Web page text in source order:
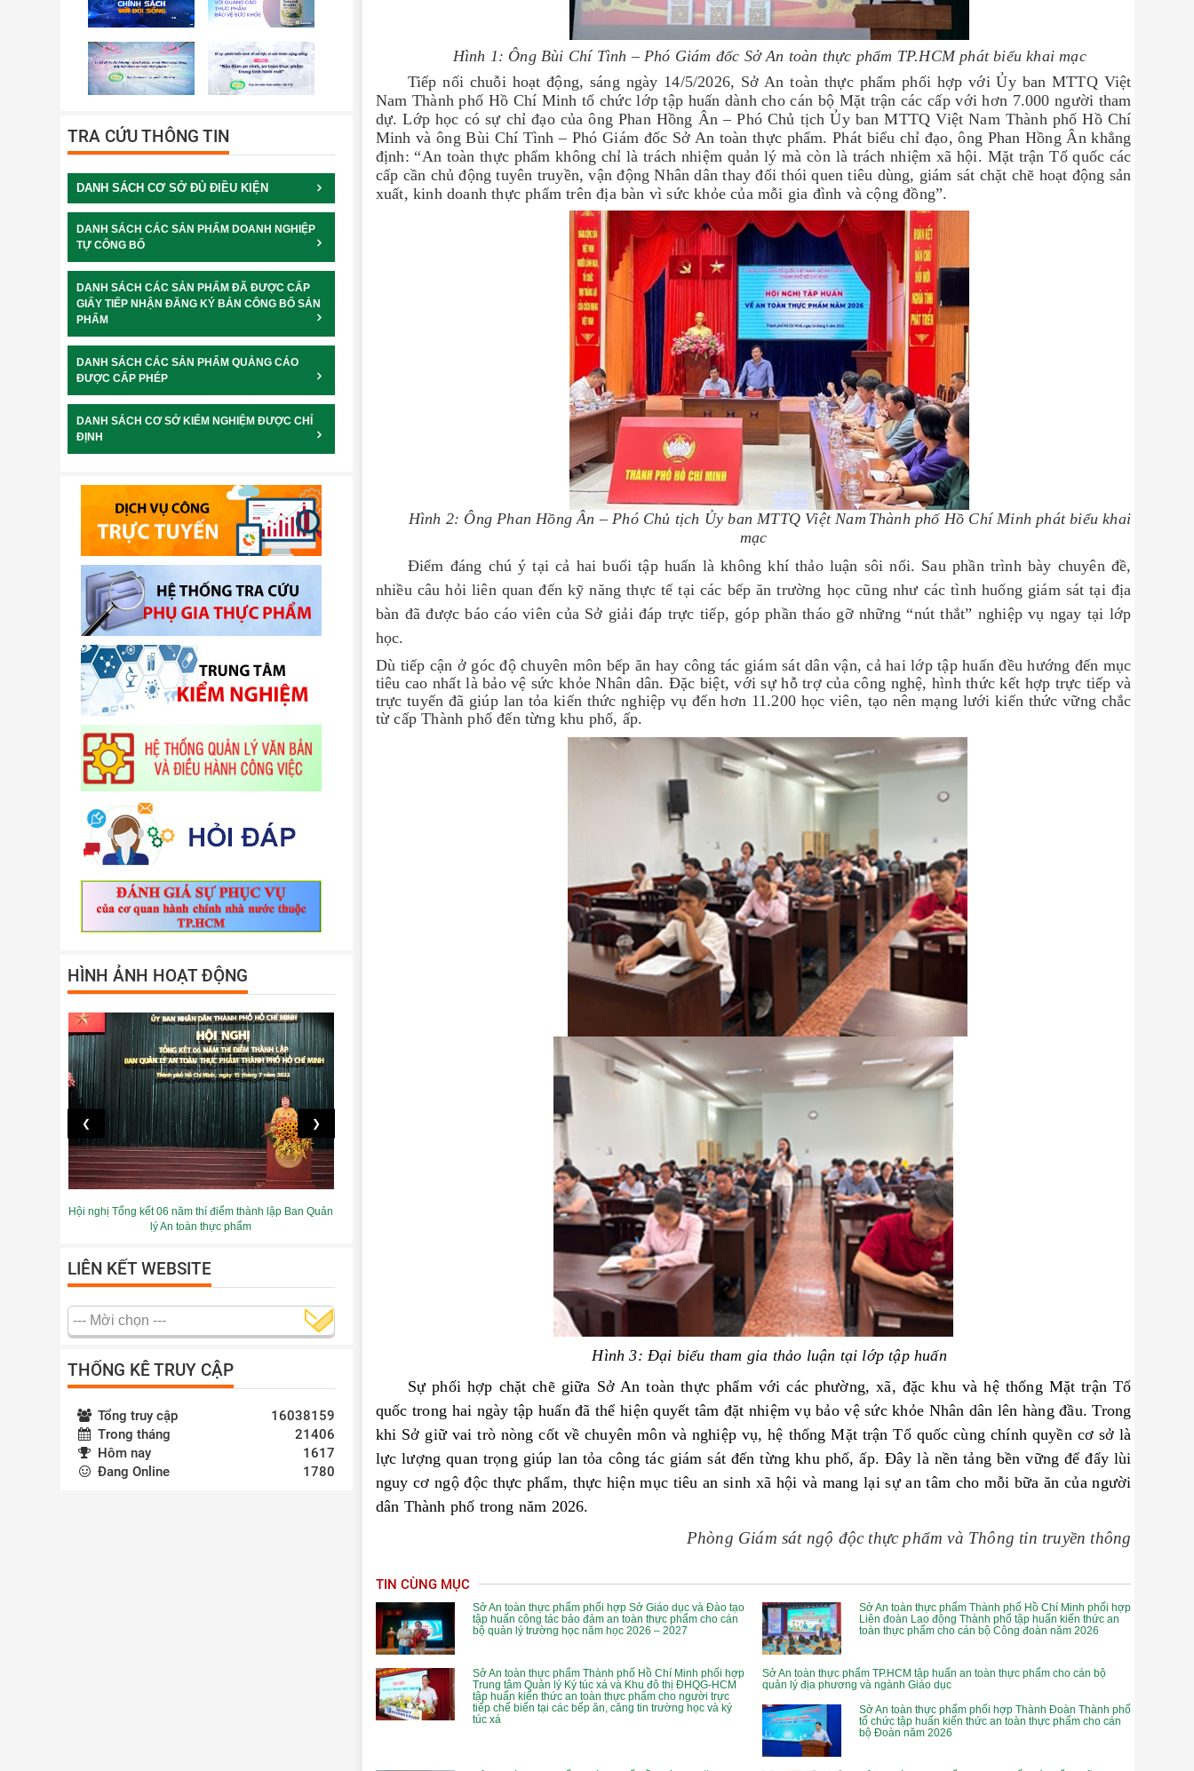
TRA CỨU THÔNG TIN
DANH SÁCH CƠ SỞ ĐỦ ĐIỀU KIỆN
DANH SÁCH CÁC SẢN PHẨM DOANH NGHIỆP
TỰ CÔNG BỐ
DANH SÁCH CÁC SẢN PHẨM ĐÃ ĐƯỢC CẤP
GIẤY TIẾP NHẬN ĐĂNG KÝ BẢN CÔNG BỐ SẢN
PHẨM
DANH SÁCH CÁC SẢN PHẨM QUẢNG CÁO
ĐƯỢC CẤP PHÉP
DANH SÁCH CƠ SỞ KIỂM NGHIỆM ĐƯỢC CHỈ
ĐỊNH
HÌNH ẢNH HOẠT ĐỘNG
Hội nghị Tổng kết 06 năm thí điểm thành lập Ban Quản
lý An toàn thực phẩm
❮ ❯
LIÊN KẾT WEBSITE
THỐNG KÊ TRUY CẬP
Tổng truy cập
16038159
Trong tháng
21406
Hôm nay
1617
Đang Online
1780
Hình 1: Ông Bùi Chí Tình – Phó Giám đốc Sở An toàn thực phẩm TP.HCM phát biểu khai mạc
Tiếp nối chuỗi hoạt động, sáng ngày 14/5/2026, Sở An toàn thực phẩm phối hợp với Ủy ban MTTQ Việt
Nam Thành phố Hồ Chí Minh tổ chức lớp tập huấn dành cho cán bộ Mặt trận các cấp với hơn 7.000 người tham
dự. Lớp học có sự chỉ đạo của ông Phan Hồng Ân – Phó Chủ tịch Ủy ban MTTQ Việt Nam Thành phố Hồ Chí
Minh và ông Bùi Chí Tình – Phó Giám đốc Sở An toàn thực phẩm. Phát biểu chỉ đạo, ông Phan Hồng Ân khẳng
định: “An toàn thực phẩm không chỉ là trách nhiệm quản lý mà còn là trách nhiệm xã hội. Mặt trận Tổ quốc các
cấp cần chủ động tuyên truyền, vận động Nhân dân thay đổi thói quen tiêu dùng, giám sát chặt chẽ hoạt động sản
xuất, kinh doanh thực phẩm trên địa bàn vì sức khỏe của mỗi gia đình và cộng đồng”.
Hình 2: Ông Phan Hồng Ân – Phó Chủ tịch Ủy ban MTTQ Việt Nam Thành phố Hồ Chí Minh phát biểu khai
mạc
Điểm đáng chú ý tại cả hai buổi tập huấn là không khí thảo luận sôi nổi. Sau phần trình bày chuyên đề,
nhiều câu hỏi liên quan đến kỹ năng thực tế tại các bếp ăn trường học cũng như các tình huống giám sát tại địa
bàn đã được báo cáo viên của Sở giải đáp trực tiếp, góp phần tháo gỡ những “nút thắt” nghiệp vụ ngay tại lớp
học.
Dù tiếp cận ở góc độ chuyên môn bếp ăn hay công tác giám sát dân vận, cả hai lớp tập huấn đều hướng đến mục
tiêu cao nhất là bảo vệ sức khỏe Nhân dân. Đặc biệt, với sự hỗ trợ của công nghệ, hình thức kết hợp trực tiếp và
trực tuyến đã giúp lan tỏa kiến thức nghiệp vụ đến hơn 11.200 học viên, tạo nên mạng lưới kiến thức vững chắc
từ cấp Thành phố đến từng khu phố, ấp.
Hình 3: Đại biểu tham gia thảo luận tại lớp tập huấn
Sự phối hợp chặt chẽ giữa Sở An toàn thực phẩm với các phường, xã, đặc khu và hệ thống Mặt trận Tổ
quốc trong hai ngày tập huấn đã thể hiện quyết tâm đặt nhiệm vụ bảo vệ sức khỏe Nhân dân lên hàng đầu. Trong
khi Sở giữ vai trò nòng cốt về chuyên môn và nghiệp vụ, hệ thống Mặt trận Tổ quốc cùng chính quyền cơ sở là
lực lượng quan trọng giúp lan tỏa công tác giám sát đến từng khu phố, ấp. Đây là nền tảng bền vững để đẩy lùi
nguy cơ ngộ độc thực phẩm, thực hiện mục tiêu an sinh xã hội và mang lại sự an tâm cho mỗi bữa ăn của người
dân Thành phố trong năm 2026.
Phòng Giám sát ngộ độc thực phẩm và Thông tin truyền thông
TIN CÙNG MỤC
Sở An toàn thực phẩm phối hợp Sở Giáo dục và Đào tạo
tập huấn công tác bảo đảm an toàn thực phẩm cho cán
bộ quản lý trường học năm học 2026 – 2027
Sở An toàn thực phẩm Thành phố Hồ Chí Minh phối hợp
Liên đoàn Lao động Thành phố tập huấn kiến thức an
toàn thực phẩm cho cán bộ Công đoàn năm 2026
Sở An toàn thực phẩm Thành phố Hồ Chí Minh phối hợp
Trung tâm Quản lý Ký túc xá và Khu đô thị ĐHQG-HCM
tập huấn kiến thức an toàn thực phẩm cho người trực
tiếp chế biến tại các bếp ăn, căng tin trường học và ký
túc xá
Sở An toàn thực phẩm TP.HCM tập huấn an toàn thực phẩm cho cán bộ
quản lý địa phương và ngành Giáo dục
Sở An toàn thực phẩm phối hợp Thành Đoàn Thành phố
tổ chức tập huấn kiến thức an toàn thực phẩm cho cán
bộ Đoàn năm 2026